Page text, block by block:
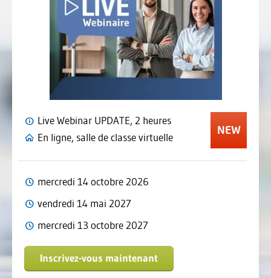
Live Webinar UPDATE, 2 heures
En ligne, salle de classe virtuelle
mercredi 14 octobre 2026
vendredi 14 mai 2027
mercredi 13 octobre 2027
Inscrivez-vous maintenant